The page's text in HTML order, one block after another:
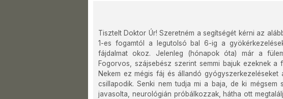
Tisztelt Doktor Úr! Szeretném a segítségét kérni az
1-es fogamtól a legutolsó bal 6-ig a
fájdalmat okoz. Jelenleg (hónapok óta) már a
Fogorvos, szájsebész szerint semmi bajuk ezeknek
Nekem ez mégis fáj és állandó
csillapodik. Senki nem tudja mi a baja, de ki mégsem
javasolta, neurológián próbálkozzak, hátha ott